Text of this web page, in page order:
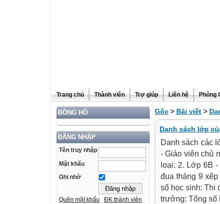
Trang chủ Thành viên Trợ giúp Liên hệ Phòng
ĐỒNG HỒ
ĐĂNG NHẬP
Tên truy nhập
Mật khẩu
Ghi nhớ
Quên mật khẩu ĐK thành viên
Gốc > Bài viết >
Danh sách lớp
Danh sách các
- Giáo viên chủ
loại: 2. Lớp 6B
đua tháng 9
số học sinh: Thi
trưởng: Tổng số